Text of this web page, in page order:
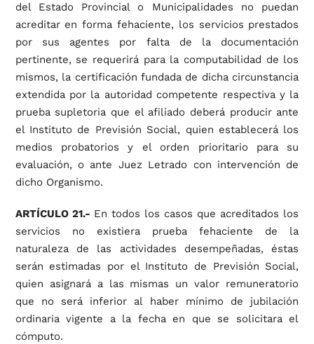
del Estado Provincial o Municipalidades no puedan
acreditar en forma fehaciente, los servicios prestados
por sus agentes por falta de la documentación
pertinente, se requerirá para la computabilidad de los
mismos, la certificación fundada de dicha circunstancia
extendida por la autoridad competente respectiva y la
prueba supletoria que el afiliado deberá producir ante
el Instituto de Previsión Social, quien establecerá los
medios probatorios y el orden prioritario para su
evaluación, o ante Juez Letrado con intervención de
dicho Organismo.
ARTÍCULO 21.- En todos los casos que acreditados los
servicios no existiera prueba fehaciente de la
naturaleza de las actividades desempeñadas, éstas
serán estimadas por el Instituto de Previsión Social,
quien asignará a las mismas un valor remuneratorio
que no será inferior al haber mínimo de jubilación
ordinaria vigente a la fecha en que se solicitara el
cómputo.